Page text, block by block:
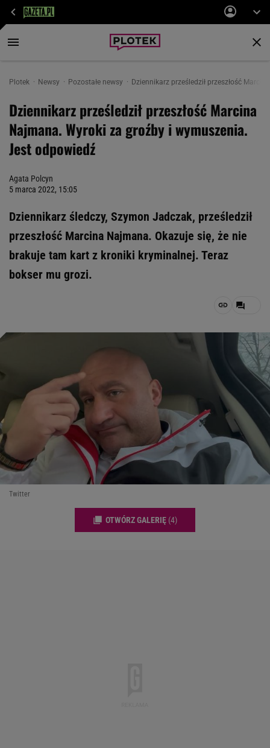
Plotek Newsy Pozostałe newsy Dziennikarz prześledził przeszłość
Dziennikarz prześledził przeszłość Marcina
Najmana. Wyroki za groźby i wymuszenia.
Jest odpowiedź
Agata Polcyn
5 marca 2022, 15:05
Dziennikarz śledczy, Szymon Jadczak, prześledził
przeszłość Marcina Najmana. Okazuje się, że nie
brakuje tam kart z kroniki kryminalnej. Teraz
bokser mu grozi.
Twitter
OTWÓRZ GALERIĘ (4)